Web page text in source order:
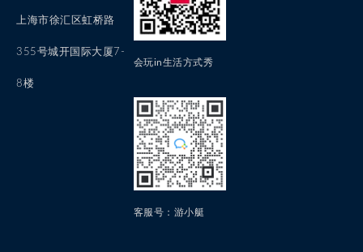
上海市徐汇区虹桥路
355号城开国际大厦7-
8楼
会玩in生活方式秀
客服号：游小艇